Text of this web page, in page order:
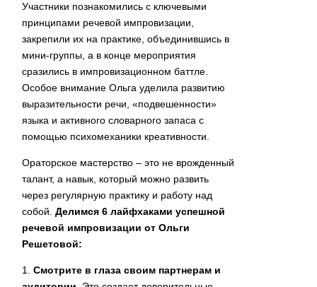
Участники познакомились с ключевыми
принципами речевой импровизации,
закрепили их на практике, объединившись в
мини-группы, а в конце мероприятия
сразились в импровизационном баттле.
Особое внимание Ольга уделила развитию
выразительности речи, «подвешенности»
языка и активного словарного запаса с
помощью психомеханики креативности.
Ораторское мастерство – это не врожденный
талант, а навык, который можно развить
через регулярную практику и работу над
собой. Делимся 6 лайфхаками успешной
речевой импровизации от Ольги
Решетовой:
1. Смотрите в глаза своим партнерам и